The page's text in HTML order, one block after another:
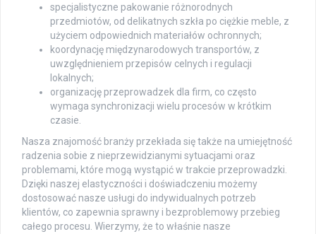
specjalistyczne pakowanie różnorodnych
przedmiotów, od delikatnych szkła po ciężkie meble, z
użyciem odpowiednich materiałów ochronnych;
koordynację międzynarodowych transportów, z
uwzględnieniem przepisów celnych i regulacji
lokalnych;
organizację przeprowadzek dla firm, co często
wymaga synchronizacji wielu procesów w krótkim
czasie.
Nasza znajomość branży przekłada się także na umiejętność
radzenia sobie z nieprzewidzianymi sytuacjami oraz
problemami, które mogą wystąpić w trakcie przeprowadzki.
Dzięki naszej elastyczności i doświadczeniu możemy
dostosować nasze usługi do indywidualnych potrzeb
klientów, co zapewnia sprawny i bezproblemowy przebieg
całego procesu. Wierzymy, że to właśnie nasze